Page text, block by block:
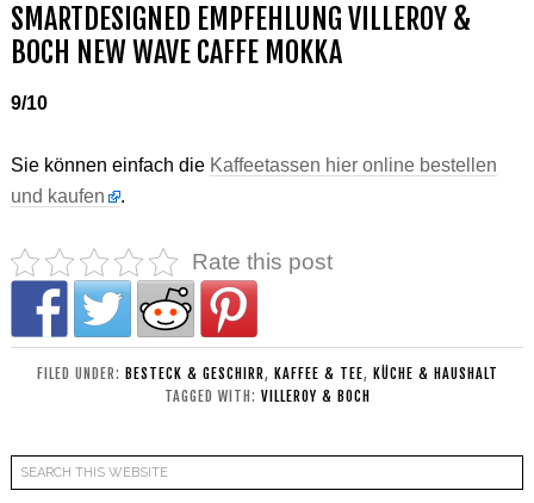
SMARTDESIGNED EMPFEHLUNG VILLEROY &
BOCH NEW WAVE CAFFE MOKKA
9/10
Sie können einfach die Kaffeetassen hier online bestellen
und kaufen
.
Rate this post
FILED UNDER: BESTECK & GESCHIRR, KAFFEE & TEE, KÜCHE & HAUSHALT
TAGGED WITH: VILLEROY & BOCH